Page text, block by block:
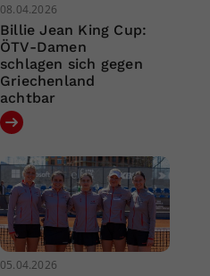
08.04.2026
Billie Jean King Cup:
ÖTV-Damen
schlagen sich gegen
Griechenland
achtbar
05.04.2026